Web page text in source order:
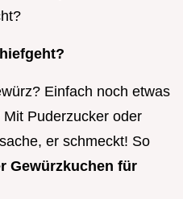
Einfach noch etwas
Puderzucker oder
er schmeckt! So
Gewürzkuchen für